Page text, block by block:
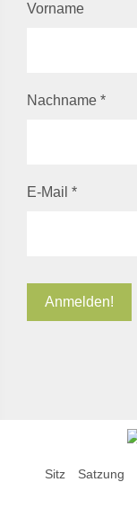
Vorname
Nachname *
E-Mail *
Sitz Satzung